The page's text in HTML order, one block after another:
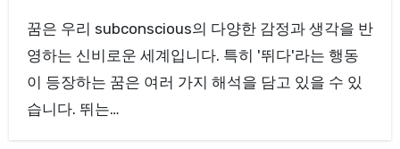
꿈은 우리 subconscious의 다양한 감정과 생각을 반
영하는 신비로운 세계입니다. 특히 '뛰다'라는 행동
이 등장하는 꿈은 여러 가지 해석을 담고 있을 수 있
습니다. 뛰는…